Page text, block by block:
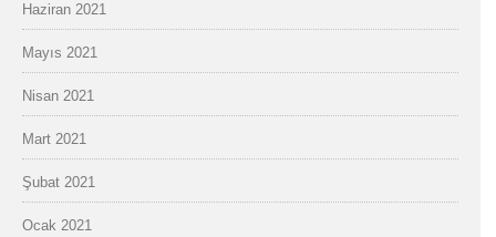
Haziran 2021
Mayıs 2021
Nisan 2021
Mart 2021
Şubat 2021
Ocak 2021